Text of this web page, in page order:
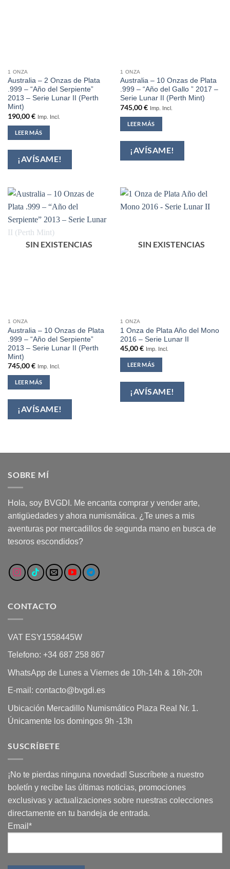
1 ONZA
Australia – 2 Onzas de Plata
.999 – “Año del Serpiente”
2013 – Serie Lunar II (Perth
Mint)
190,00€ Imp. Incl.
LEER MÁS
¡AVÍSAME!
1 ONZA
Australia – 10 Onzas de Plata
.999 – “Año del Gallo ” 2017 –
Serie Lunar II (Perth Mint)
745,00€ Imp. Incl.
LEER MÁS
¡AVÍSAME!
SIN EXISTENCIAS
1 ONZA
Australia – 10 Onzas de Plata
.999 – “Año del Serpiente”
2013 – Serie Lunar II (Perth
Mint)
745,00€ Imp. Incl.
LEER MÁS
¡AVÍSAME!
SIN EXISTENCIAS
1 ONZA
1 Onza de Plata Año del Mono
2016 – Serie Lunar II
45,00€ Imp. Incl.
LEER MÁS
¡AVÍSAME!
SOBRE MÍ
Hola, soy BVGDI. Me encanta comprar y vender arte,
antigüedades y ahora numismática. ¿Te unes a mis
aventuras por mercadillos de segunda mano en busca de
tesoros escondidos?
CONTACTO
VAT ESY1558445W
Telefono: +34 687 258 867
WhatsApp de Lunes a Viernes de 10h-14h & 16h-20h
E-mail: contacto@bvgdi.es
Ubicación Mercadillo Numismático Plaza Real Nr. 1.
Únicamente los domingos 9h -13h
SUSCRÍBETE
¡No te pierdas ninguna novedad! Suscríbete a nuestro
boletín y recibe las últimas noticias, promociones
exclusivas y actualizaciones sobre nuestras colecciones
directamente en tu bandeja de entrada.
Email*